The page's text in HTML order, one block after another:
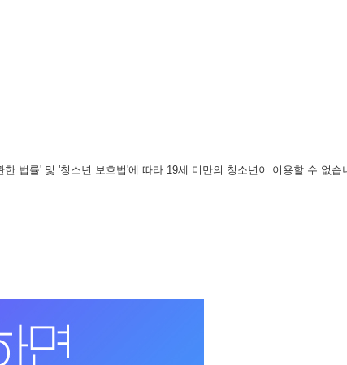
법률' 및 '청소년 보호법'에 따라 19세 미만의 청소년이 이용할 수 없습